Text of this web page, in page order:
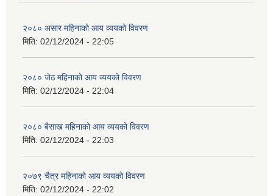
२०८० असार महिनाको आय व्ययको विवरण
मिति: 02/12/2024 - 22:05
२०८० जेठ महिनाको आय व्ययको विवरण
मिति: 02/12/2024 - 22:04
२०८० बैसाख महिनाको आय व्ययको विवरण
मिति: 02/12/2024 - 22:03
२०७९ चैत्र महिनाको आय व्ययको विवरण
मिति: 02/12/2024 - 22:02